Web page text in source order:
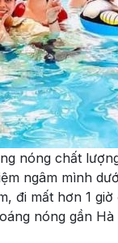
nóng chất
ngâm mình
đi mất hơn 1
nóng gần Hà